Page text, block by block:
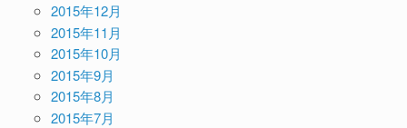
2015年12月
2015年11月
2015年10月
2015年9月
2015年8月
2015年7月